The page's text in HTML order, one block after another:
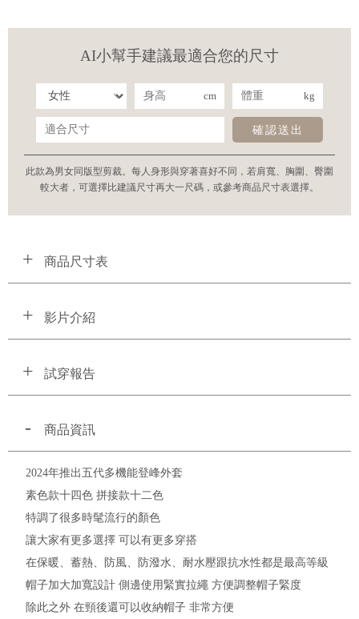
AI小幫手建議最適合您的尺寸
cm kg
確認送出
此款為男女同版型剪裁。每人身形與穿著喜好不同，若肩寬、胸圍、臀圍
較大者，可選擇比建議尺寸再大一尺碼，或參考商品尺寸表選擇。
商品尺寸表
影片介紹
試穿報告
商品資訊
2024年推出五代多機能登峰外套
素色款十四色 拼接款十二色
特調了很多時髦流行的顏色
讓大家有更多選擇 可以有更多穿搭
在保暖、蓄熱、防風、防潑水、耐水壓跟抗水性都是最高等級
帽子加大加寬設計 側邊使用緊實拉繩 方便調整帽子緊度
除此之外 在頸後還可以收納帽子 非常方便